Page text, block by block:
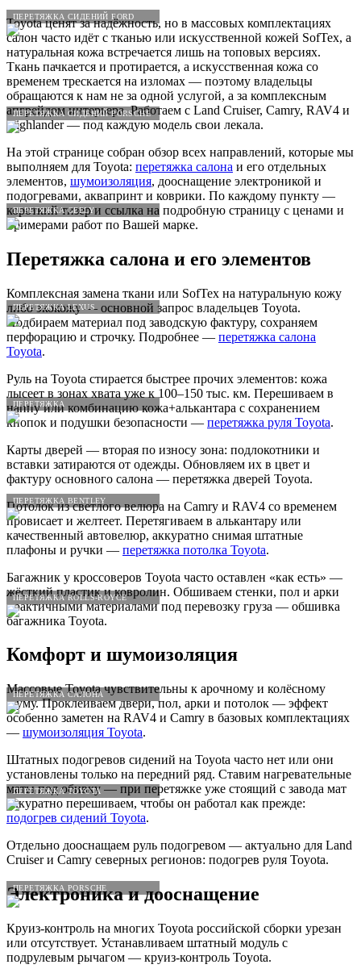
ПЕРЕТЯЖКА СИДЕНИЙ FORD
ПЕРЕТЯЖКА СИДЕНИЙ PORSCHE
ПЕРЕТЯЖКА GEELY
ПЕРЕТЯЖКА LEXUS
ПЕРЕТЯЖКА
ПЕРЕТЯЖКА BENTLEY
ПЕРЕТЯЖКА ROLLS-ROYCE
ПЕРЕТЯЖКА САЛОНА
ПЕРЕТЯЖКА TOYOTA
ПЕРЕТЯЖКА PORSCHE
Toyota ценят за надёжность, но в массовых комплектациях
салон часто идёт с тканью или искусственной кожей SofTex, а
натуральная кожа встречается лишь на топовых версиях.
Ткань пачкается и протирается, а искусственная кожа со
временем трескается на изломах — поэтому владельцы
обращаются к нам не за одной услугой, а за комплексным
апгрейдом интерьера. Работаем с Land Cruiser, Camry, RAV4 и
Highlander — под каждую модель свои лекала.
На этой странице собран обзор всех направлений, которые мы
выполняем для Toyota: перетяжка салона и его отдельных
элементов, шумоизоляция, дооснащение электроникой и
подогревами, аквапринт и коврики. По каждому пункту —
короткий тизер и ссылка на подробную страницу с ценами и
примерами работ по Вашей марке.
Перетяжка салона и его элементов
Комплексная замена ткани или SofTex на натуральную кожу
либо экокожу — основной запрос владельцев Toyota.
Подбираем материал под заводскую фактуру, сохраняем
перфорацию и строчку. Подробнее — перетяжка салона
Toyota.
Руль на Toyota стирается быстрее прочих элементов: кожа
лысеет в зонах хвата уже к 100–150 тыс. км. Перешиваем в
наппу или комбинацию кожа+алькантара с сохранением
кнопок и подушки безопасности — перетяжка руля Toyota.
Карты дверей — вторая по износу зона: подлокотники и
вставки затираются от одежды. Обновляем их в цвет и
фактуру основного салона — перетяжка дверей Toyota.
Потолок из светлого велюра на Camry и RAV4 со временем
провисает и желтеет. Перетягиваем в алькантару или
качественный автовелюр, аккуратно снимая штатные
плафоны и ручки — перетяжка потолка Toyota.
Багажник у кроссоверов Toyota часто оставлен «как есть» —
жёсткий пластик и ковролин. Обшиваем стенки, пол и арки
практичными материалами под перевозку груза — обшивка
багажника Toyota.
Комфорт и шумоизоляция
Массовые Toyota чувствительны к арочному и колёсному
шуму. Проклеиваем двери, пол, арки и потолок — эффект
особенно заметен на RAV4 и Camry в базовых комплектациях
— шумоизоляция Toyota.
Штатных подогревов сидений на Toyota часто нет или они
установлены только на передний ряд. Ставим нагревательные
маты под обивку — при перетяжке уже стоящий с завода мат
аккуратно перешиваем, чтобы он работал как прежде:
подогрев сидений Toyota.
Отдельно дооснащаем руль подогревом — актуально для Land
Cruiser и Camry северных регионов: подогрев руля Toyota.
Электроника и дооснащение
Круиз-контроль на многих Toyota российской сборки урезан
или отсутствует. Устанавливаем штатный модуль с
подрулевым рычагом — круиз-контроль Toyota.